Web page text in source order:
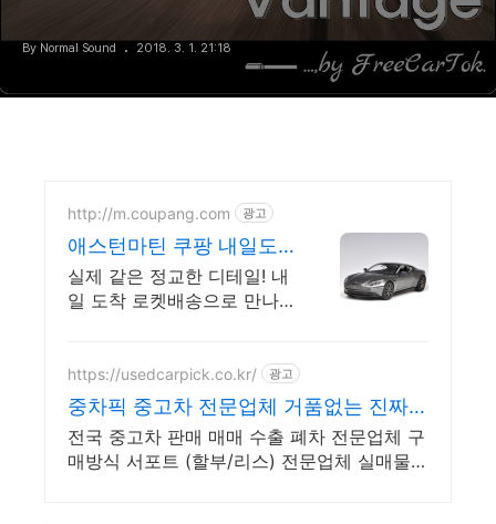
By Normal Sound 2018. 3. 1. 21:18
http://m.coupang.com 광고
애스턴마틴 쿠팡 내일도
착 로켓배송
실제 같은 정교한 디테일! 내
일 도착 로켓배송으로 만나
까지 더했어요.
https://usedcarpick.co.kr/ 광고
중차픽 중고차 전문업체 거품없는 진짜
안심거래
전국 중고차 판매 매매 수출 폐차 전문업체 구
매방식 서포트 (할부/리스) 전문업체 실매물